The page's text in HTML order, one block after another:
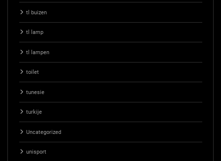
tl buizen
tl lamp
tl lampen
toilet
tunesie
turkije
Uncategorized
unisport